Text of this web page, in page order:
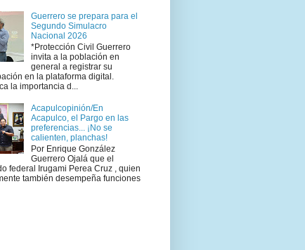
Guerrero se prepara para el
Segundo Simulacro
Nacional 2026
*Protección Civil Guerrero
invita a la población en
general a registrar su
en la plataforma digital.
la importancia d...
Acapulcopinión/En
Acapulco, el Pargo en las
preferencias... ¡No se
calienten, planchas!
Por Enrique González
Guerrero Ojalá que el
federal Irugami Perea Cruz , quien
también desempeña funciones